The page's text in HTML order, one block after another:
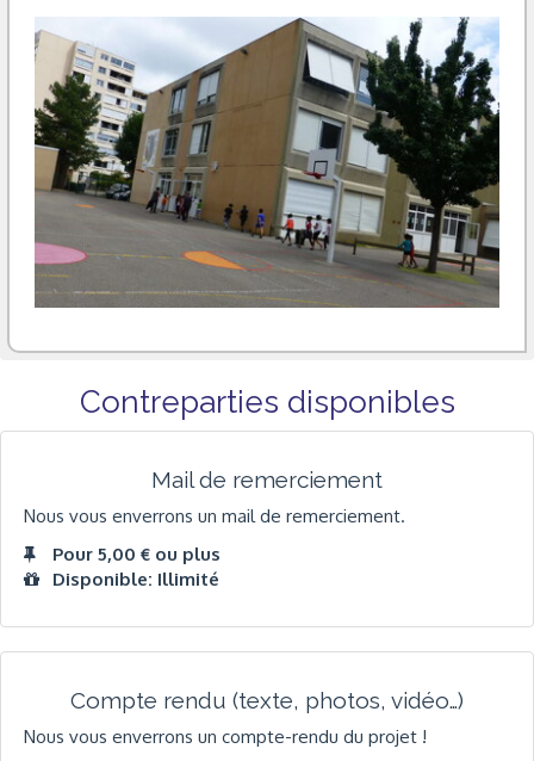
Contreparties disponibles
Mail de remerciement
Nous vous enverrons un mail de remerciement.
Pour 5,00 € ou plus
Disponible: Illimité
Compte rendu (texte, photos, vidéo…)
Nous vous enverrons un compte-rendu du projet !